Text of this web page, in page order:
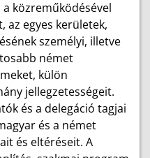
közreműködésével
az egyes kerületek,
személyi, illetve
német
külön
jellegzetességeit.
és a delegáció tagjai
és a német
és eltéréseit. A